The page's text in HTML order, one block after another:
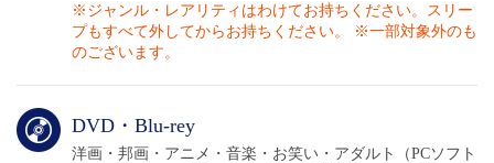
◆フラッグ（旗）
◆下敷き
※ジャンル・レアリティはわけてお持ちください。スリー
プもすべて外してからお持ちください。 ※一部対象外のも
のございます。
DVD・Blu-rey
洋画・邦画・アニメ・音楽・お笑い・アダルト（PCソフト